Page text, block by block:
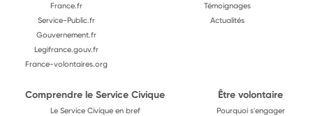
France.fr
Service-Public.fr
Gouvernement.fr
Legifrance.gouv.fr
France-volontaires.org
Témoignages
Actualités
Comprendre le Service Civique
Le Service Civique en bref
Être volontaire
Pourquoi s'engager